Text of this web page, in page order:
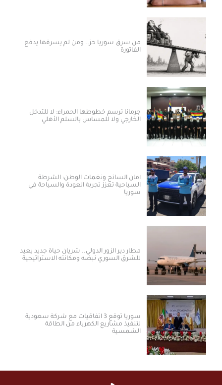
من سرق سوريا حرّ.. ومن لم يسرقها يدفع
الفاتورة
جرمانا ترسم خطوطها الحمراء: لا للتدخل
الخارجي ولا للمساس بالسلم الأهلي
أمان السائح ونغمات الوطن: الشرطة
السياحية تعزز تجربة العودة والسياحة في
مطار دير الزور الدولي.. شريان حياة جديد يعيد
للشرق السوري نبضه ومكانته الاستراتيجية
سوريا توقع 3 اتفاقيات مع شركة سعودية
لتنفيذ مشاريع الكهرباء من الطاقة
الشمسية